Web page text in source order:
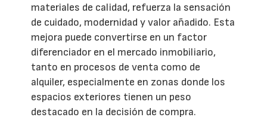
materiales de calidad, refuerza la sensación
de cuidado, modernidad y valor añadido. Esta
mejora puede convertirse en un factor
diferenciador en el mercado inmobiliario,
tanto en procesos de venta como de
alquiler, especialmente en zonas donde los
espacios exteriores tienen un peso
destacado en la decisión de compra.